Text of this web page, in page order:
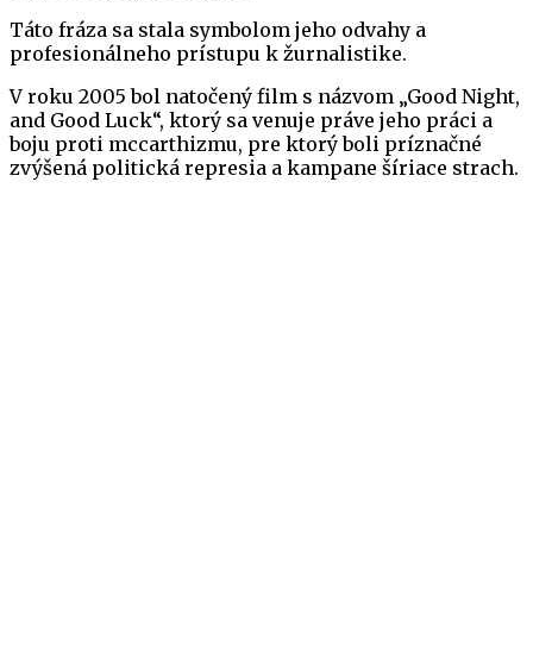
Táto fráza sa stala symbolom jeho odvahy a
profesionálneho prístupu k žurnalistike.
V roku 2005 bol natočený film s názvom „Good Night,
and Good Luck“, ktorý sa venuje práve jeho práci a
boju proti mccarthizmu, pre ktorý boli príznačné
zvýšená politická represia a kampane šíriace strach.